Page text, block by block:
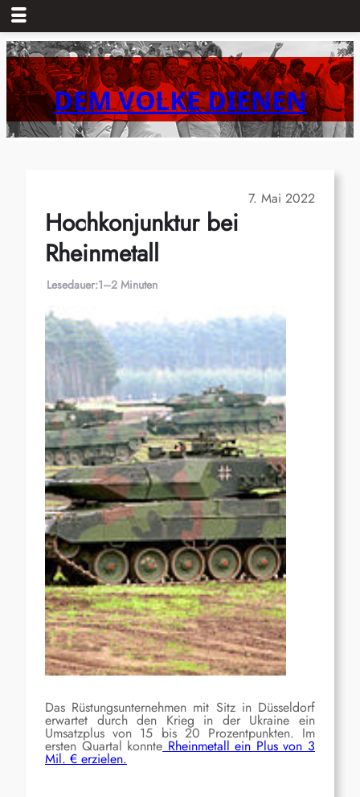
Zum
Inhalt
springenDEM VOLKE DIENEN
7. Mai 2022
Hochkonjunktur bei
Rheinmetall
Lesedauer:1–2 Minuten
Das Rüstungsunternehmen mit Sitz in Düsseldorf
erwartet durch den Krieg in der Ukraine ein
Umsatzplus von 15 bis 20 Prozentpunkten. Im
ersten Quartal konnte Rheinmetall ein Plus von 3
Mil. € erzielen.